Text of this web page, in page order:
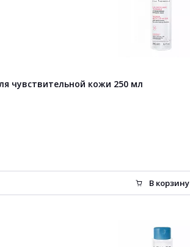
чувствительной кожи 250 мл
В корзину